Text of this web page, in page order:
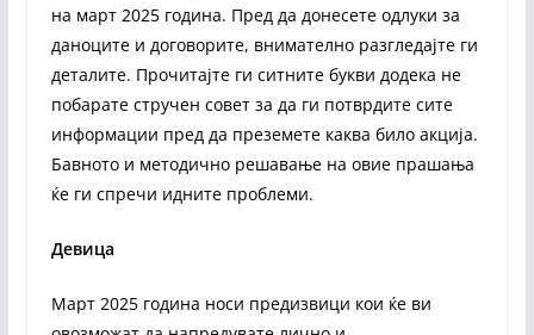
на март 2025 година. Пред да донесете одлуки за
даноците и договорите, внимателно разгледајте ги
деталите. Прочитајте ги ситните букви додека не
побарате стручен совет за да ги потврдите сите
информации пред да преземете каква било акција.
Бавното и методично решавање на овие прашања
ќе ги спречи идните проблеми.
Девица
Март 2025 година носи предизвици кои ќе ви